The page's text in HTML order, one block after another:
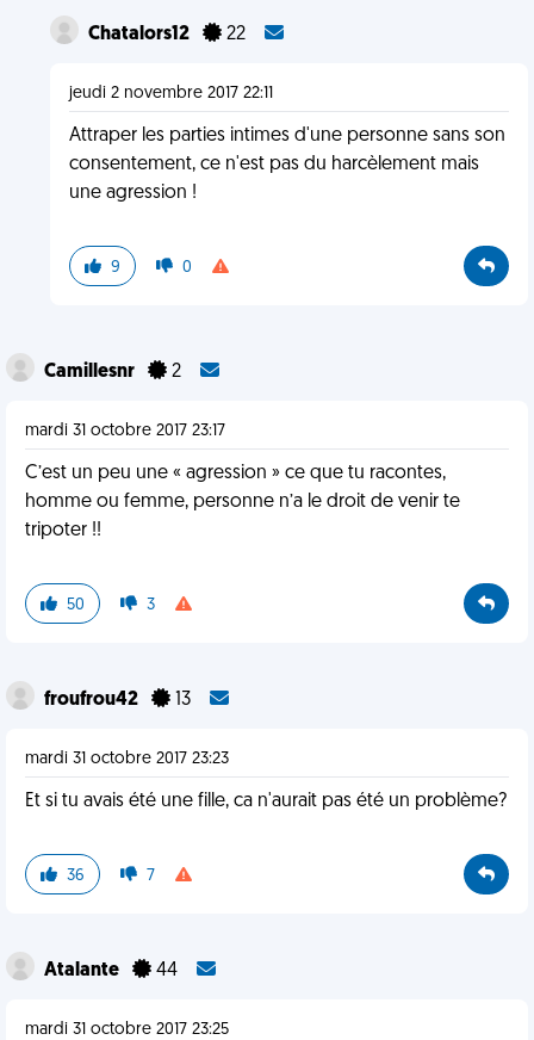
Chatalors12 22
jeudi 2 novembre 2017 22:11
Attraper les parties intimes d'une personne sans son
consentement, ce n'est pas du harcèlement mais
une agression !
9 0
Camillesnr 2
mardi 31 octobre 2017 23:17
C’est un peu une « agression » ce que tu racontes,
homme ou femme, personne n’a le droit de venir te
tripoter !!
50 3
froufrou42 13
mardi 31 octobre 2017 23:23
Et si tu avais été une fille, ca n'aurait pas été un problème?
36 7
Atalante 44
mardi 31 octobre 2017 23:25